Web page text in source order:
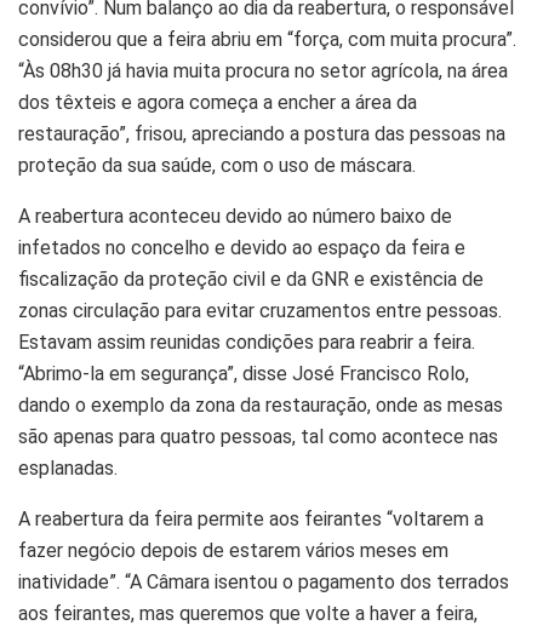
convívio”. Num balanço ao dia da reabertura, o responsável
considerou que a feira abriu em “força, com muita procura”.
“Às 08h30 já havia muita procura no setor agrícola, na área
dos têxteis e agora começa a encher a área da
restauração”, frisou, apreciando a postura das pessoas na
proteção da sua saúde, com o uso de máscara.
A reabertura aconteceu devido ao número baixo de
infetados no concelho e devido ao espaço da feira e
fiscalização da proteção civil e da GNR e existência de
zonas circulação para evitar cruzamentos entre pessoas.
Estavam assim reunidas condições para reabrir a feira.
“Abrimo-la em segurança”, disse José Francisco Rolo,
dando o exemplo da zona da restauração, onde as mesas
são apenas para quatro pessoas, tal como acontece nas
esplanadas.
A reabertura da feira permite aos feirantes “voltarem a
fazer negócio depois de estarem vários meses em
inatividade”. “A Câmara isentou o pagamento dos terrados
aos feirantes, mas queremos que volte a haver a feira,